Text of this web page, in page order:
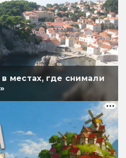
местах, где снимали